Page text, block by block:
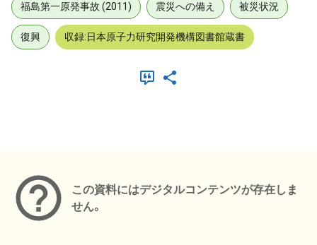
福島第一原発事故 (2011) 震災への備え 被災状況
復興 収録:日本原子力研究開発機構図書館蔵書
この資料にはデジタルコンテンツが存在しま
せん。